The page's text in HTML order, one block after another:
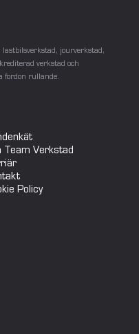
jourverkstad,
verkstad och
fordon rullande.
Team Verkstad
Policy